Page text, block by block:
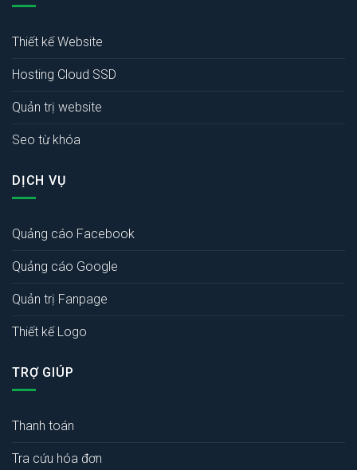
Thiết kế Website
Hosting Cloud SSD
Quản trị website
Seo từ khóa
DỊCH VỤ
Quảng cáo Facebook
Quảng cáo Google
Quản trị Fanpage
Thiết kế Logo
TRỢ GIÚP
Thanh toán
Tra cứu hóa đơn